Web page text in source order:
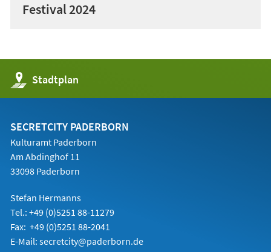
Festival 2024
Stadtplan
(Öffnet
in
einem
Tab)
SECRETCITY PADERBORN
Kulturamt Paderborn
Am Abdinghof 11
33098 Paderborn
Stefan Hermanns
Tel.: +49 (0)5251 88-11279
Fax: +49 (0)5251 88-2041
E-Mail: secretcity@paderborn.de